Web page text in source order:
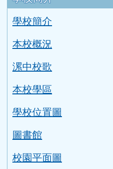
左邊區域內容
學校簡介
學校簡介
本校概況
漯中校歌
本校學區
學校位置圖